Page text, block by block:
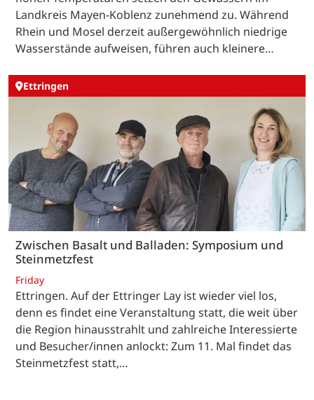
Landkreis Mayen-Koblenz zunehmend zu. Während
Rhein und Mosel derzeit außergewöhnlich niedrige
Wasserstände aufweisen, führen auch kleinere…
Ettringen
Zwischen Basalt und Balladen: Symposium und
Steinmetzfest
Friday
Ettringen. Auf der Ettringer Lay ist wieder viel los,
denn es findet eine Veranstaltung statt, die weit über
die Region hinausstrahlt und zahlreiche Interessierte
und Besucher/innen anlockt: Zum 11. Mal findet das
Steinmetzfest statt,…